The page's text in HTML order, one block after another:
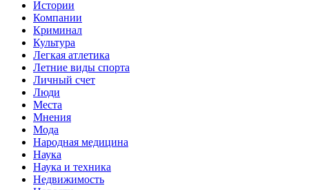
Истории
Компании
Криминал
Культура
Легкая атлетика
Летние виды спорта
Личный счет
Люди
Места
Мнения
Мода
Народная медицина
Наука
Наука и техника
Недвижимость